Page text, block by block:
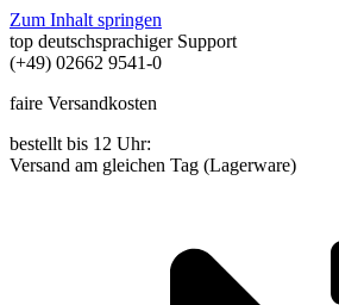
Zum Inhalt springen
top deutschsprachiger Support
(+49) 02662 9541-0
faire Versandkosten
bestellt bis 12 Uhr:
Versand am gleichen Tag (Lagerware)